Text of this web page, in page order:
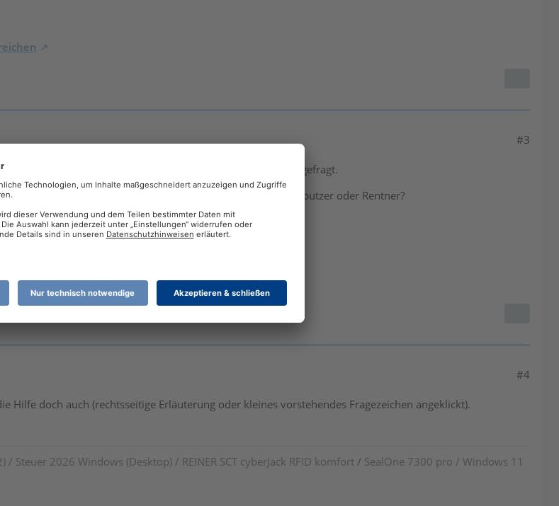
#3
persönliche Angaben wird man über den Ausgeübten Beruf gefragt.
und danach Rentner. Was trage ich hier ein Fensterputzer oder Rentner?
#4
Hilfe doch auch (rechtsseitige Erläuterung oder kleines vorstehendes Fragezeichen angeklickt).
/ Steuer 2026 Windows (Desktop) / REINER SCT cyberJack RFID komfort / SealOne 7300 pro / Windows 11